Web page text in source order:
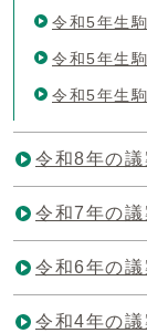
令和5年生
令和5年生
令和5年生
令和8年の議
令和7年の議
令和6年の議
令和4年の議